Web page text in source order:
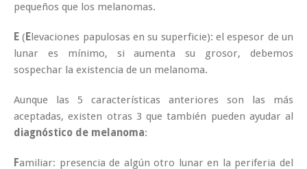
pequeños que los melanomas.
E( Elevaciones papulosas en su superficie): el espesor de un
lunar es mínimo, si aumenta su grosor, debemos
sospechar la existencia de un melanoma.
Aunque las 5 características anteriores son las más
aceptadas, existen otras 3 que también pueden ayudar al
diagnóstico de melanoma:
Familiar: presencia de algún otro lunar en la periferia del